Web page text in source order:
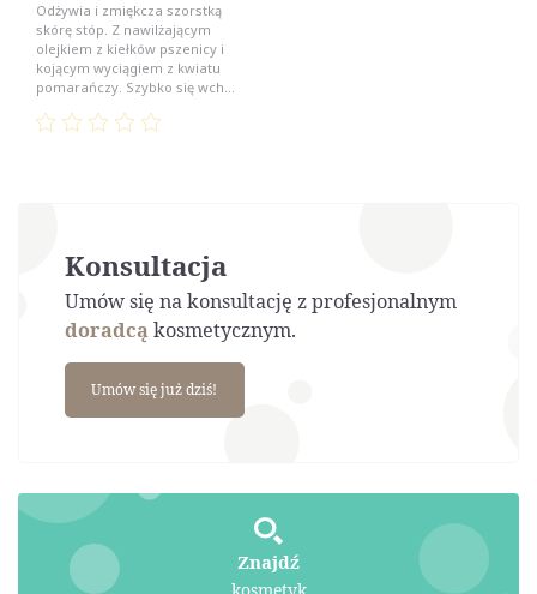
Odżywia i zmiękcza szorstką
skórę stóp. Z nawilżającym
olejkiem z kiełków pszenicy i
kojącym wyciągiem z kwiatu
pomarańczy. Szybko się wch...
Konsultacja
Umów się na konsultację z profesjonalnym
doradcąkosmetycznym.
Umów się już dziś!
Znajdź